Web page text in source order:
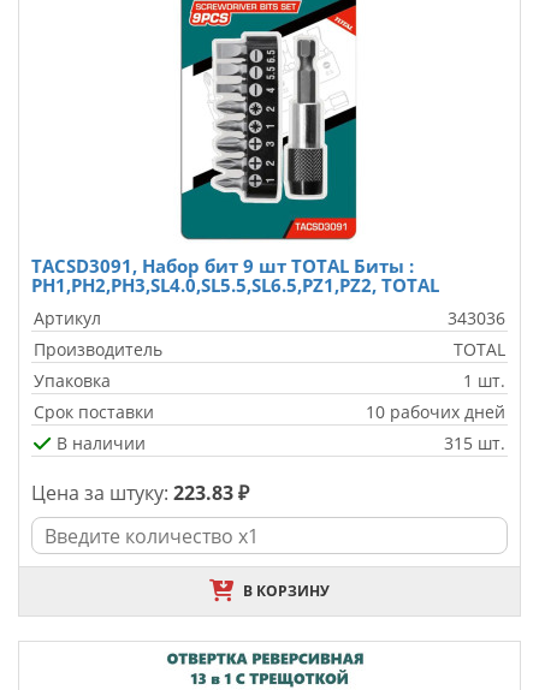
TACSD3091, Набор бит 9 шт ТОТАL Биты :
PH1,PH2,PH3,SL4.0,SL5.5,SL6.5,PZ1,PZ2, TOTAL
Артикул
343036
Производитель
TOTAL
Упаковка
1 шт.
Срок поставки
10 рабочих дней
В наличии
315 шт.
Цена за штуку: 223.83 ₽
В КОРЗИНУ